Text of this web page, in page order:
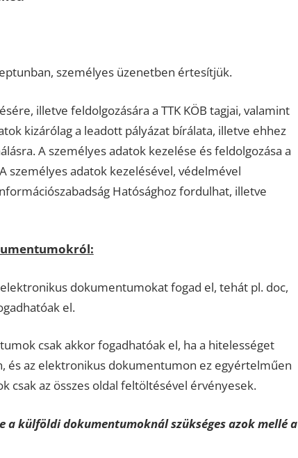
személyes üzenetben értesítjük.
illetve feldolgozására a TTK KÖB tagjai, valamint
kizárólag a leadott pályázat bírálata, illetve ehhez
A személyes adatok kezelése és feldolgozása a
személyes adatok kezelésével, védelmével
Hatósághoz fordulhat, illetve
dokumentumokat fogad el, tehát pl. doc,
el.
csak akkor fogadhatóak el, ha a hitelességet
és az elektronikus dokumentumon ez egyértelműen
csak az összes oldal feltöltésével érvényesek.
külföldi dokumentumoknál szükséges azok mellé a